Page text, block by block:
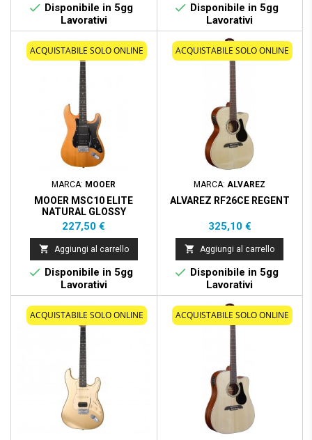
 Disponibile in 5gg
Lavorativi
 Disponibile in 5gg
Lavorativi
ACQUISTABILE SOLO ONLINE
MARCA: MOOER
MOOER MSC10 ELITE
NATURAL GLOSSY
Prezzo
227,50 €
 Aggiungi al carrello
 Disponibile in 5gg
Lavorativi
ACQUISTABILE SOLO ONLINE
MARCA: ALVAREZ
ALVAREZ RF26CE REGENT
Prezzo
325,10 €
 Aggiungi al carrello
 Disponibile in 5gg
Lavorativi
ACQUISTABILE SOLO ONLINE ACQUISTABILE SOLO ONLINE